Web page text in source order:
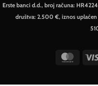
Erste banci d.d., broj računa:
društva: 2.500 €, iznos